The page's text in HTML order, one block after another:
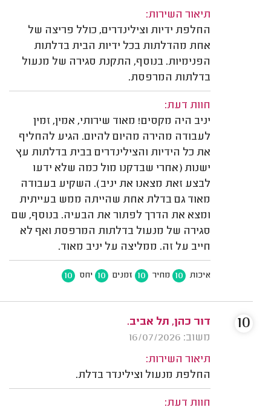
תיאור השירות:
החלפת ידיות וצילינדרים, כולל פריצה של
אחת מהדלתות בכל ידיות הבית בדלתות
הפנימיות. בנוסף, התקנת סגירה של מנעול
בדלתות המרפסת.
חוות דעת:
יניב היה מקסים! מאוד שירותי, אמין, זמין
לעבודה מהירה מהיום להיום. הגיע להחליף
את כל הידיות והצילינדרים בבית בדלתות עץ
ישנות (אחרי שבדקנו מול כמה שלא ידעו
לבצע זאת מצאנו את יניב). השקיע בעבודה
מאוד גם בדלת אחת שהייתה ממש בעייתית
ומצא את הדרך לפתור את הבעיה. בנוסף, שם
סגירה של מנעול בדלתות המרפסת ואף לא
חייב על זה. ממליצה על יניב מאוד.
איכות 10 מחיר 10 זמנים 10 יחס 10
דור כהן, תל אביב.
משוב: 16/07/2026
תיאור השירות:
החלפת מנעול וצילינדר בדלת.
חוות דעת:
10